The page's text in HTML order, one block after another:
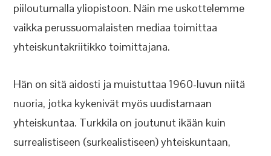
piiloutumalla yliopistoon. Näin me uskottelemme
vaikka perussuomalaisten mediaa toimittaa
yhteiskuntakriitikko toimittajana.
Hän on sitä aidosti ja muistuttaa 1960-luvun niitä
nuoria, jotka kykenivät myös uudistamaan
yhteiskuntaa. Turkkila on joutunut ikään kuin
surrealistiseen (surkealistiseen) yhteiskuntaan,